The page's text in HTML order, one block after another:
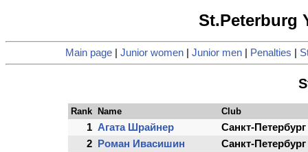
St.Peterburg
Main page| Junior women| Junior men| Penalties
Rank Name Club
1 Агата Шрайнер
Санкт-Петербург
2
Роман Ивасишин
Санкт-Петербург